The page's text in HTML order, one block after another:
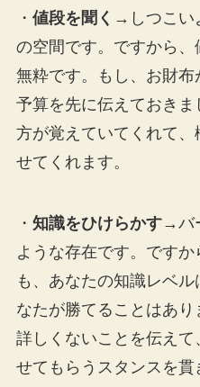
・ 値段を聞く →しつこい
の空間です。ですから
無粋です。もし、お財
予算を先に伝えておき
方が覚えていてくれて、
せてくれます。
・ 知識をひけらかす→バ
ような存在です。です
も、あなたの知識レベ
なたが勝てることはあり
詳しくないことを伝えて
せてもらうスタンスを貫